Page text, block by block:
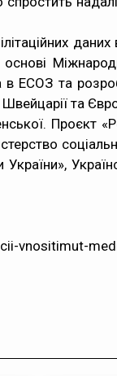
ЕСОЗ та
Швейцарії та
Проєкт